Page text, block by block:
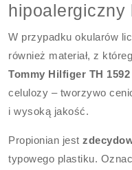
hipoalergiczny
W przypadku okularów
również materiał, z
Tommy Hilfiger TH
celulozy – tworzywo
i wysoką jakość.
Propionian jest
typowego plastiku.